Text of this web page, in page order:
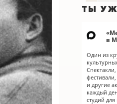
ТЫ
«
в
Один из
и другие
каждый
студий